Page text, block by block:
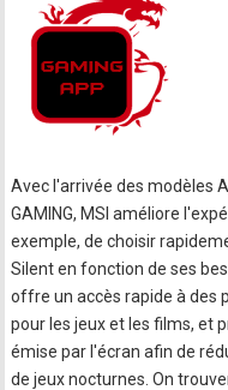
Avec l'arrivée des modèles
GAMING, MSI améliore
exemple, de choisir
Silent en fonction de ses
offre un accès rapide à des
pour les jeux et les films, et
émise par l'écran afin de
de jeux nocturnes. On